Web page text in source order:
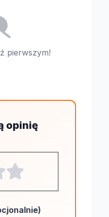
pierwszym!
opinię